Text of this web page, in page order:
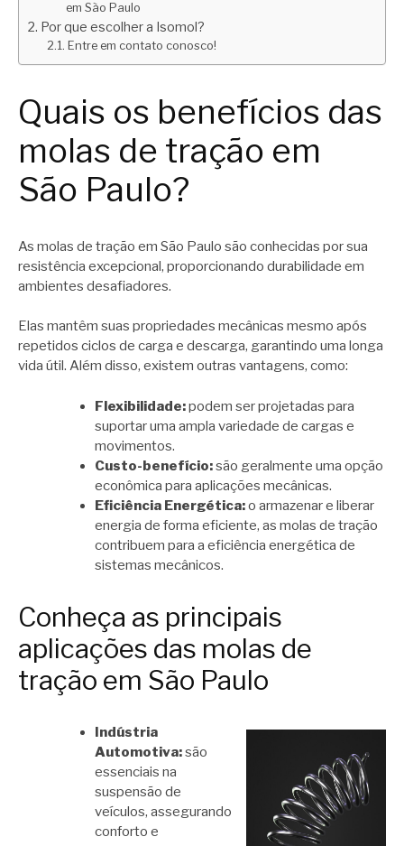
em São Paulo
Por que escolher a Isomol?
Entre em contato conosco!
Quais os benefícios das
molas de tração em
São Paulo?
As molas de tração em São Paulo são conhecidas por sua
resistência excepcional, proporcionando durabilidade em
ambientes desafiadores.
Elas mantêm suas propriedades mecânicas mesmo após
repetidos ciclos de carga e descarga, garantindo uma longa
vida útil. Além disso, existem outras vantagens, como:
Flexibilidade:podem ser projetadas para
suportar uma ampla variedade de cargas e
movimentos.
Custo-benefício:são geralmente uma opção
econômica para aplicações mecânicas.
Eficiência Energética:o armazenar e liberar
energia de forma eficiente, as molas de tração
contribuem para a eficiência energética de
sistemas mecânicos.
Conheça as principais
aplicações das molas de
tração em São Paulo
Indústria
Automotiva:são
essenciais na
suspensão de
veículos, assegurando
conforto e